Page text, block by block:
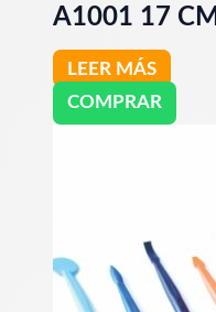
A1001 17 CM
LEER MÁS
COMPRAR